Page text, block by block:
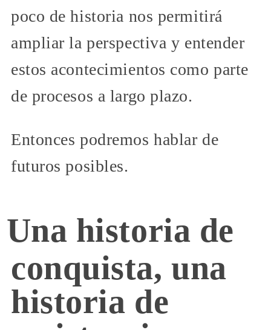
poco de historia nos permitirá
ampliar la perspectiva y entender
estos acontecimientos como parte
de procesos a largo plazo.
Entonces podremos hablar de
futuros posibles.
Una historia de
conquista, una
historia de